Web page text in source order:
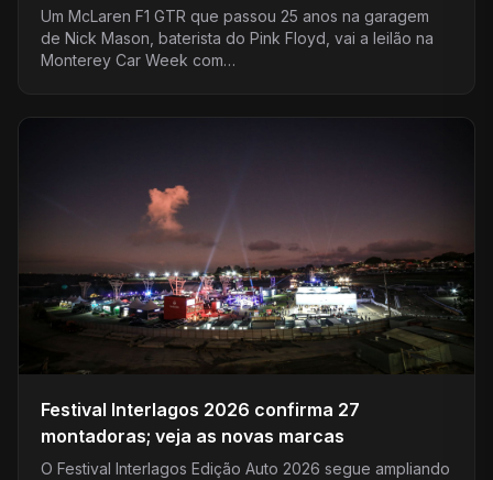
Um McLaren F1 GTR que passou 25 anos na garagem
de Nick Mason, baterista do Pink Floyd, vai a leilão na
Monterey Car Week com…
Festival Interlagos 2026 confirma 27
montadoras; veja as novas marcas
O Festival Interlagos Edição Auto 2026 segue ampliando